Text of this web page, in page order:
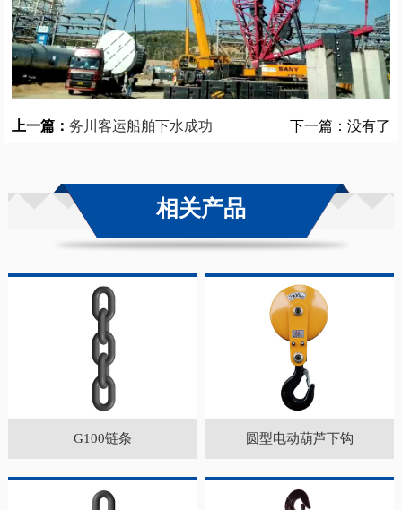
上一篇：务川客运船舶下水成功 下一篇：没有了
相关产品
G100链条 圆型电动葫芦下钩